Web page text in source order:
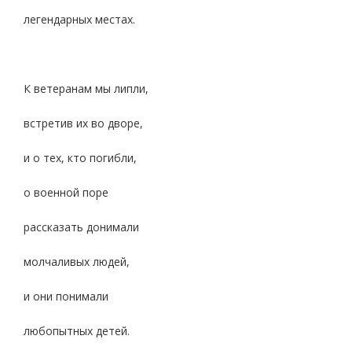
легендарных местах.
К ветеранам мы липли,
встретив их во дворе,
и о тех, кто погибли,
о военной поре
рассказать донимали
молчаливых людей,
и они понимали
любопытных детей.